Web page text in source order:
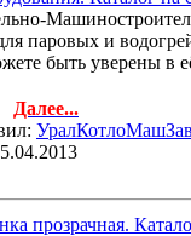
паровых и
быть уверены в
Далее...
УралКотлоМашЗав
прозрачная.